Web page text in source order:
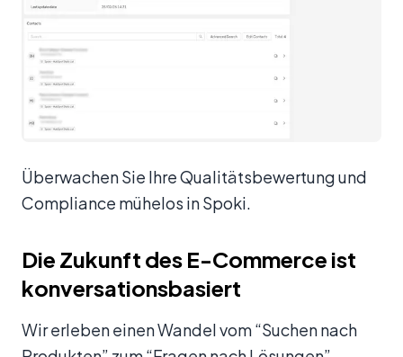
Überwachen Sie Ihre Qualitätsbewertung und
Compliance mühelos in Spoki.
Die Zukunft des E-Commerce ist
konversationsbasiert
Wir erleben einen Wandel vom “Suchen nach